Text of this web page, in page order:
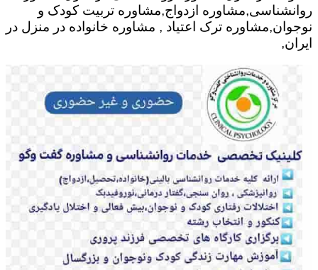
روانشناسی,مشاوره ازدواج,مشاوره تربیت کودک و
نوجوان,مشاوره ترک اعتیاد , مشاوره خانواده در منزل در
ایران,